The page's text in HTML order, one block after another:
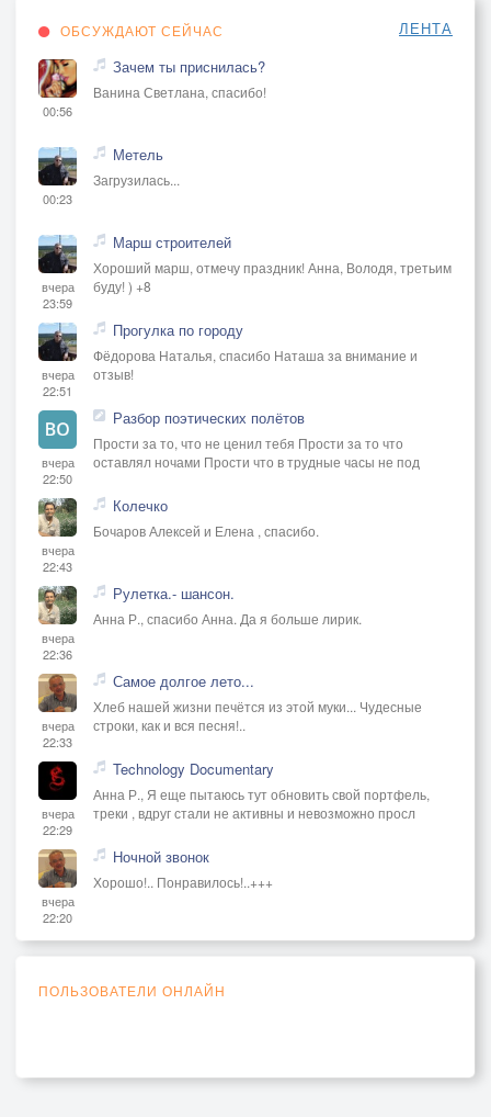
ОБСУЖДАЮТ СЕЙЧАС ЛЕНТА
00:56
Зачем ты приснилась?
Ванина Светлана, спасибо!
00:23
Метель
Загрузилась...
вчера
23:59
Марш строителей
Хороший марш, отмечу праздник! Анна, Володя, третьим
буду! ) +8
вчера
22:51
Прогулка по городу
Фёдорова Наталья, спасибо Наташа за внимание и
отзыв!
вчера
22:50
Разбор поэтических полётов
Прости за то, что не ценил тебя Прости за то что
оставлял ночами Прости что в трудные часы не под
вчера
22:43
Колечко
Бочаров Алексей и Елена , спасибо.
вчера
22:36
Рулетка.- шансон.
Анна Р., спасибо Анна. Да я больше лирик.
вчера
22:33
Самое долгое лето...
Хлеб нашей жизни печётся из этой муки... Чудесные
строки, как и вся песня!..
вчера
22:29
Technology Documentary
Анна Р., Я еще пытаюсь тут обновить свой портфель,
треки , вдруг стали не активны и невозможно просл
вчера
22:20
Ночной звонок
Хорошо!.. Понравилось!..+++
ПОЛЬЗОВАТЕЛИ ОНЛАЙН